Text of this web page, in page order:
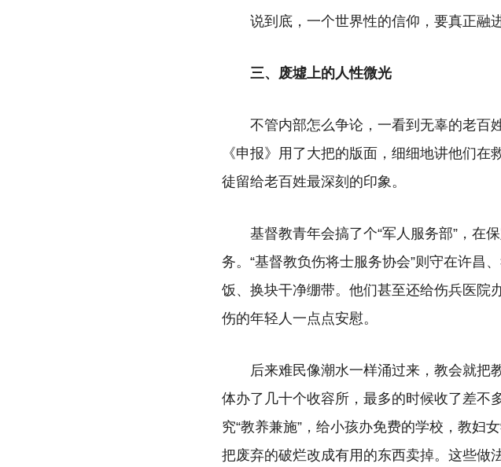
说到底，一个世界性的信仰，要真正融
三、废墟上的人性微光
不管内部怎么争论，一看到无辜的老百
《申报》用了大把的版面，细细地讲他们
徒留给老百姓最深刻的印象。
基督教青年会搞了个“军人服务部”，在
务。“基督教负伤将士服务协会”则守在许昌
饭、换块干净绷带。他们甚至还给伤兵医院
伤的年轻人一点点安慰。
后来难民像潮水一样涌过来，教会就把
体办了几十个收容所，最多的时候收了差不
究“教养兼施”，给小孩办免费的学校，教妇
把废弃的破烂改成有用的东西卖掉。这些做